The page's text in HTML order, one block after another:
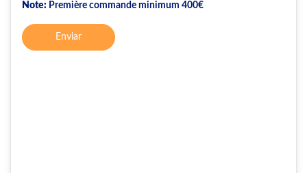
Note: Première commande minimum 400€
Enviar